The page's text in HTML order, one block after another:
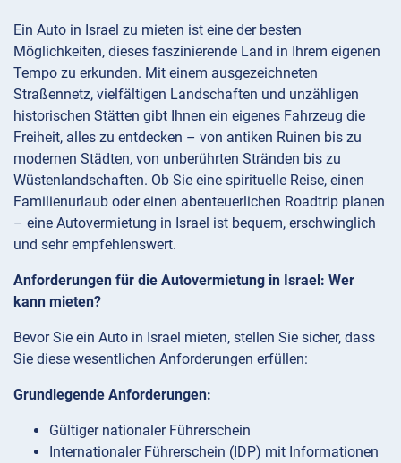
Ein Auto in Israel zu mieten ist eine der besten
Möglichkeiten, dieses faszinierende Land in Ihrem eigenen
Tempo zu erkunden. Mit einem ausgezeichneten
Straßennetz, vielfältigen Landschaften und unzähligen
historischen Stätten gibt Ihnen ein eigenes Fahrzeug die
Freiheit, alles zu entdecken – von antiken Ruinen bis zu
modernen Städten, von unberührten Stränden bis zu
Wüstenlandschaften. Ob Sie eine spirituelle Reise, einen
Familienurlaub oder einen abenteuerlichen Roadtrip planen
– eine Autovermietung in Israel ist bequem, erschwinglich
und sehr empfehlenswert.
Anforderungen für die Autovermietung in Israel: Wer
kann mieten?
Bevor Sie ein Auto in Israel mieten, stellen Sie sicher, dass
Sie diese wesentlichen Anforderungen erfüllen:
Grundlegende Anforderungen:
Gültiger nationaler Führerschein
Internationaler Führerschein (IDP) mit Informationen